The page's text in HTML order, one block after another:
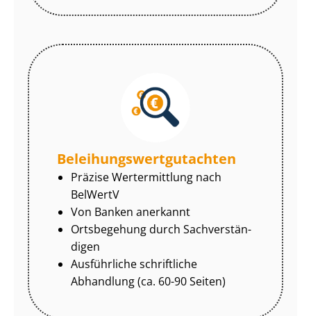
Be­lei­hungs­wert­gut­ach­ten
Präzise Wertermittlung nach
BelWertV
Von Banken anerkannt
Ortsbegehung durch Sach­ver­stän­
di­gen
Ausführliche schriftliche
Abhandlung (ca. 60-90 Seiten)